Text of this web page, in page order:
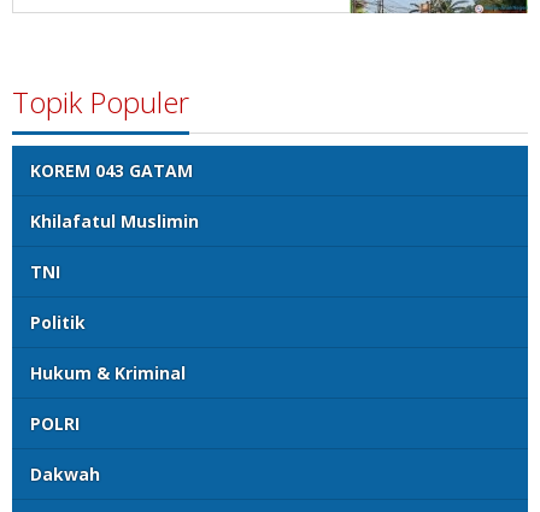
Topik Populer
KOREM 043 GATAM
Khilafatul Muslimin
TNI
Politik
Hukum & Kriminal
POLRI
Dakwah